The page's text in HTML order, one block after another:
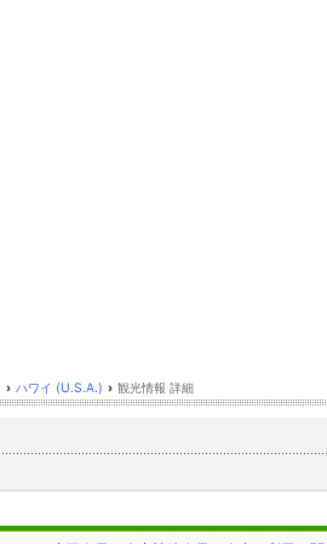
› ハワイ (U.S.A.) › 観光情報 詳細